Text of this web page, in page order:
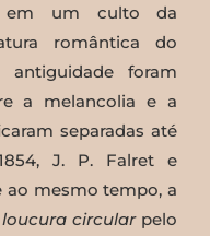
em um culto da
romântica do
antiguidade foram
a melancolia e a
separadas até
J. P. Falret e
ao mesmo tempo, a
loucura circularpelo